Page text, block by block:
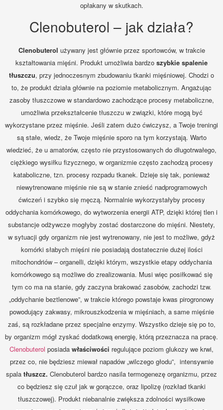
opłakany w skutkach.
Clenobuterol – jak działa?
Clenobuterol używany jest głównie przez sportowców, w trakcie
kształtowania mięśni. Produkt umożliwia bardzo szybkie spalenie
tłuszczu, przy jednoczesnym zbudowaniu tkanki mięśniowej. Chodzi o
to, że produkt działa głównie na poziomie metabolicznym. Angażując
zasoby tłuszczowe w standardowo zachodzące procesy metaboliczne,
umożliwia przekształcenie tłuszczu w związki, które mogą być
wykorzystane przez mięśnie. Jeśli zatem dużo ćwiczysz, a Twoje treningi
są stałe, wiedz, że Twoje mięśnie sporo na tym korzystają. Warto
wiedzieć, że u amatorów, często nie przystosowanych do długotrwałego,
ciężkiego wysiłku fizycznego, w organizmie często zachodzą procesy
kataboliczne, tzn. procesy rozpadu tkanek. Dzieje się tak, ponieważ
niewytrenowane mięśnie nie są w stanie znieść nadprogramowych
ćwiczeń i szybko się męczą. Normalnie wykorzystałyby procesy
oddychania komórkowego, do wytworzenia energii ATP, dzięki której tlen i
substancje odżywcze mogłyby zostać dostarczone do mięśni. Niestety,
w sytuacji gdy organizm nie jest wytrenowany, nie jest to możliwe, gdyż
komórki słabych mięśni nie posiadają dostatecznie dużej ilości
mitochondriów – organelli, dzięki którym, wszystkie etapy oddychania
komórkowego są możliwe do zrealizowania. Musi więc posiłkować się
tym co ma na stanie, gdy zaczyna brakować zasobów, zachodzi tzw.
„oddychanie beztlenowe”, w trakcie którego powstaje kwas pirogronowy
powodujący zakwasy, mikrouszkodzenia w mięśniach, a same mięśnie
zaś, są rozkładane przez specjalne enzymy. Wszystko dzieje się po to,
by organizm mógł zyskać dodatkową energię, którą przeznacza na pracę.
Clenobuterol posiada właściwości regulujące poziom glukozy we krwi,
przez co, nie będziesz miewał napadów „wilczego głodu”, intensywnie
spala tłuszcz. Clenobuterol bardzo nasila termogenezę organizmu, przez
co będziesz się czuł jak w gorączce, oraz lipolizę (rozkład tkanki
tłuszczowej). Produkt niebanalnie zwiększa zdolności wysiłkowe